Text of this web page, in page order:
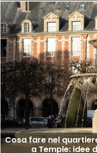
Cosa fare nel
a Temple: idee